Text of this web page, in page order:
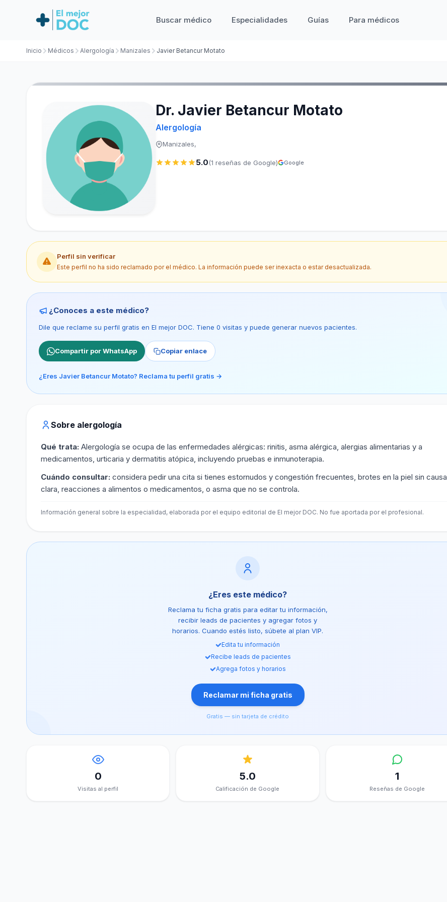
Buscar médico Especialidades Guías Para médicos
Inicio Médicos Alergología Manizales Javier Betancur Motato
Dr. Javier Betancur Motato
Alergología
Manizales,
5.0(1 reseñas de Google) Google
Perfil sin verificar
Este perfil no ha sido reclamado por el médico. La información puede ser inexacta o estar desactualizada.
¿Conoces a este médico?
Dile que reclame su perfil gratis en El mejor DOC. Tiene 0 visitas y puede generar nuevos pacientes.
Compartir por WhatsApp Copiar enlace
¿Eres Javier Betancur Motato? Reclama tu perfil gratis →
Sobre alergología
Qué trata: Alergología se ocupa de las enfermedades alérgicas: rinitis, asma alérgica, alergias alimentarias y a
medicamentos, urticaria y dermatitis atópica, incluyendo pruebas e inmunoterapia.
Cuándo consultar: considera pedir una cita si tienes estornudos y congestión frecuentes, brotes en la piel sin causa
clara, reacciones a alimentos o medicamentos, o asma que no se controla.
Información general sobre la especialidad, elaborada por el equipo editorial de El mejor DOC. No fue aportada por el profesional.
¿Eres este médico?
Reclama tu ficha gratis para editar tu información,
recibir leads de pacientes y agregar fotos y
horarios. Cuando estés listo, súbete al plan VIP.
Edita tu información
Recibe leads de pacientes
Agrega fotos y horarios
Reclamar mi ficha gratis
Gratis — sin tarjeta de crédito
0
Visitas al perfil
5.0
Calificación de Google
1
Reseñas de Google